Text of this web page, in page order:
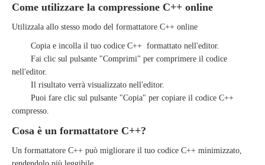
Come utilizzare la compressione C++ online
Utilizzala allo stesso modo del formattatore C++ online
Copia e incolla il tuo codice C++ formattato nell'editor.
Fai clic sul pulsante "Comprimi" per comprimere il codice
nell'editor.
Il risultato verrà visualizzato nell'editor.
Puoi fare clic sul pulsante "Copia" per copiare il codice C++
compresso.
Cosa è un formattatore C++?
Un formattatore C++ può migliorare il tuo codice C++ minimizzato,